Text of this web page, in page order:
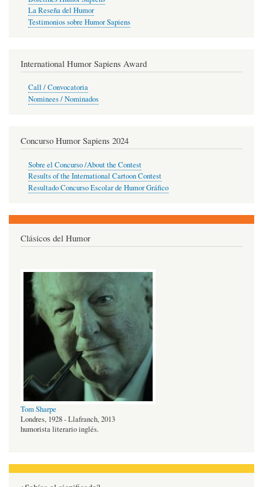
La Reseña del Humor
Testimonios sobre Humor Sapiens
International Humor Sapiens Award
Call / Convocatoria
Nominees / Nominados
Concurso Humor Sapiens 2024
Sobre el Concurso /About the Contest
Results of the International Cartoon Contest
Resultado Concurso Escolar de Humor Gráfico
Clásicos del Humor
Tom Sharpe
Londres, 1928 - Llafranch, 2013
humorista literario inglés.